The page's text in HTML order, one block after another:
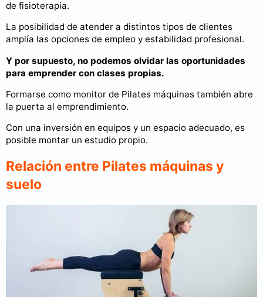
de fisioterapia.
La posibilidad de atender a distintos tipos de clientes
amplía las opciones de empleo y estabilidad profesional.
Y por supuesto, no podemos olvidar las oportunidades
para emprender con clases propias.
Formarse como monitor de Pilates máquinas también abre
la puerta al emprendimiento.
Con una inversión en equipos y un espacio adecuado, es
posible montar un estudio propio.
Relación entre Pilates máquinas y
suelo